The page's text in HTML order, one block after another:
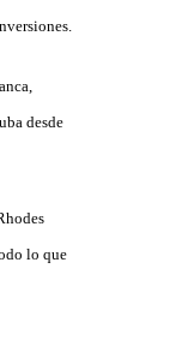
desde
lo que